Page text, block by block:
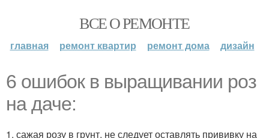
ВСЕ О РЕМОНТЕ
главная ремонт квартир ремонт дома дизайн
6 ошибок в выращивании роз
на даче:
1. сажая розу в грунт, не следует оставлять прививку на